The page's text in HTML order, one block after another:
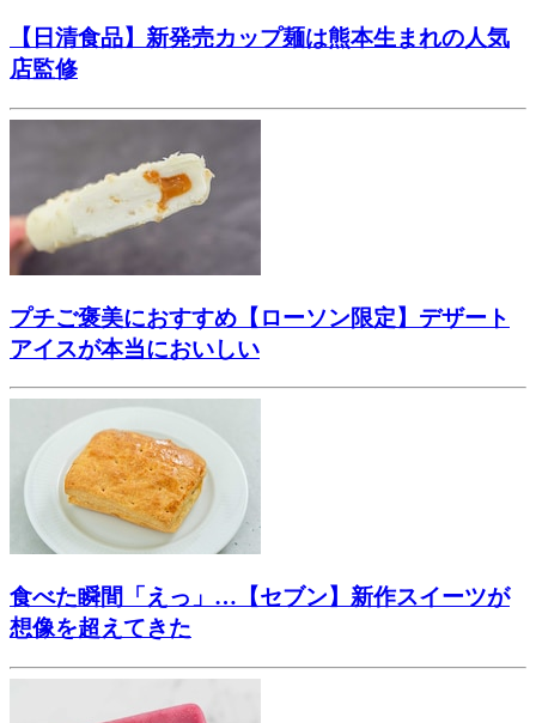
【日清食品】新発売カップ麺は熊本生まれの人気
店監修
プチご褒美におすすめ【ローソン限定】デザート
アイスが本当においしい
食べた瞬間「えっ」…【セブン】新作スイーツが
想像を超えてきた